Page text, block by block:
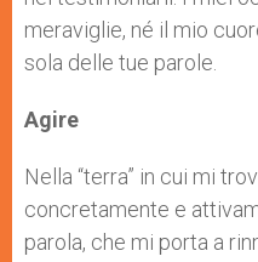
meraviglie, né il mio
sola delle tue parole.
Agire
Nella “terra” in cui mi
concretamente e
parola, che mi porta a